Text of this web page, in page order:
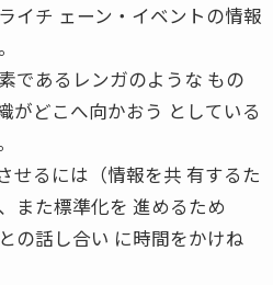
イチ ェーン・イベントの情報
であるレンガのような もの
がどこへ向かおう としている
せるには（情報を共 有するた
また標準化を 進めるため
の話し合い に時間をかけね